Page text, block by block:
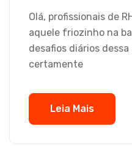
Olá, profissionais de
aquele friozinho na
desafios diários
certamente
Leia Mais